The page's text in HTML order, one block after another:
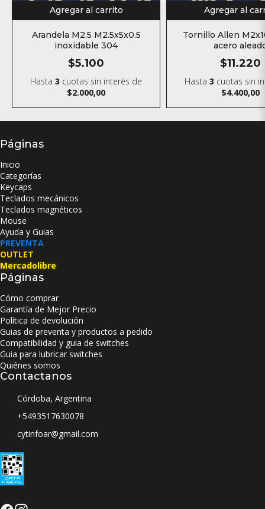
Agregar al carrito
Arandela M2.5 M2.5x5x0.5
inoxidable 304
$5.100
Hasta3 cuotas sin interés de
$2.000,00
Agregar al
Tornillo Allen
acero
$11.220
Hasta3 cuotas sin
$4.400,00
Páginas
Inicio
Categorías
Keycaps
Teclados mecánicos
Teclados magnéticos
Mouse
Ayuda y Guias
PREVENTA
OUTLET
Mercadolibre
Páginas
Cómo comprar
Garantía de Mejor Precio
Política de devolución
Guias de preventa y productos a pedido
Compatibilidad y guia de switches
Guia para lubricar switches
Quiénes somos
Contactanos
Córdoba, Argentina
+5493517630078
cytinfoar@gmail.com